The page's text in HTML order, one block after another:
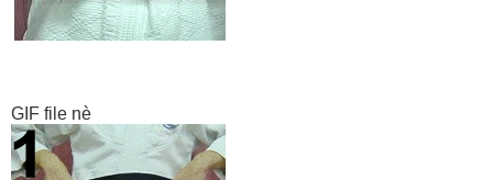
GIF file nè